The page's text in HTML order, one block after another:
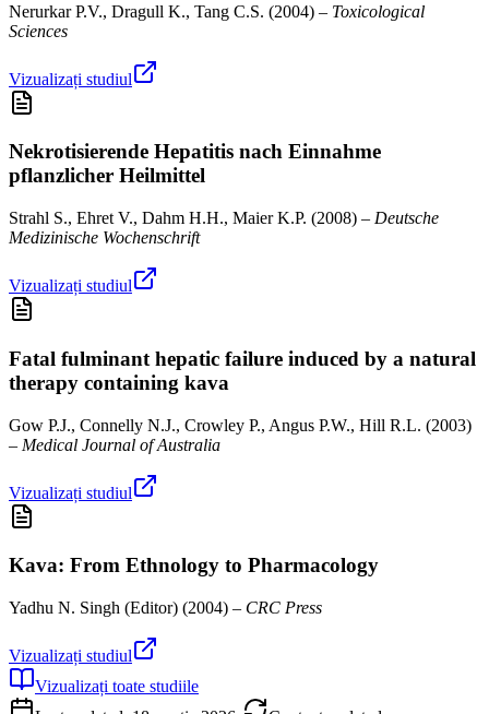
Nerurkar P.V., Dragull K., Tang C.S. (2004) – Toxicological
Sciences
Vizualizați studiul
Nekrotisierende Hepatitis nach Einnahme
pflanzlicher Heilmittel
Strahl S., Ehret V., Dahm H.H., Maier K.P. (2008) – Deutsche
Medizinische Wochenschrift
Vizualizați studiul
Fatal fulminant hepatic failure induced by a natural
therapy containing kava
Gow P.J., Connelly N.J., Crowley P., Angus P.W., Hill R.L. (2003)
– Medical Journal of Australia
Vizualizați studiul
Kava: From Ethnology to Pharmacology
Yadhu N. Singh (Editor) (2004) – CRC Press
Vizualizați studiul
Vizualizați toate studiile